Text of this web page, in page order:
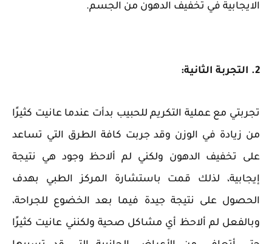
الايجابية في تخفيف الدهون من الجسم.
2. التجربة الثانية:
تجربتي مع عملية التكريم للحبيب بدأت عندما عانيت كثيرًا
من زيادة في الوزن وقد جربت كافة الطرق التي تساعد
على تخفيف الدهون ولكني لم ألاحظ وجود هي نتيجة
إيجابية، لذلك قمت باستشارة المركز الطبي بهدف
الحصول على نتيجة جيدة فيما بعد الخضوع للجراحة،
وبالفعل لم ألاحظ أي مشاكل صحية ولكنني عانيت كثيرًا